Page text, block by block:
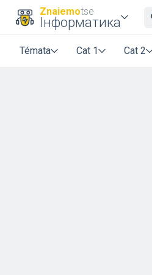
Znaiemotse
Інформатика
Témata Cat 1 Cat 2